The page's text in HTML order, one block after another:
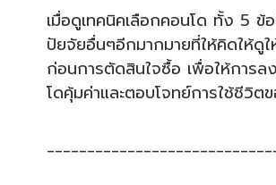
เมื่อดูเทคนิคเลือกคอนโด ทั้ง 5 ข้
ปัยจัยอื่นๆอีกมากมายที่ให้คิดให้ดู
ก่อนการตัดสินใจซื้อ เพื่อให้การ
โดคุ้มค่าและตอบโจทย์การใช้ชีวิตข